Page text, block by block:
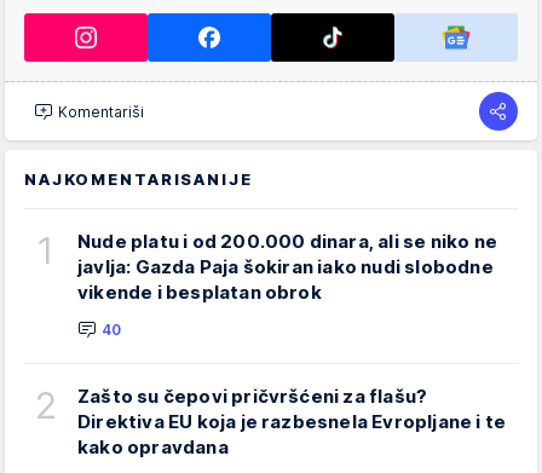
Komentariši
NAJKOMENTARISANIJE
1
Nude platu i od 200.000 dinara, ali se niko ne
javlja: Gazda Paja šokiran iako nudi slobodne
vikende i besplatan obrok
40
2
Zašto su čepovi pričvršćeni za flašu?
Direktiva EU koja je razbesnela Evropljane i te
kako opravdana